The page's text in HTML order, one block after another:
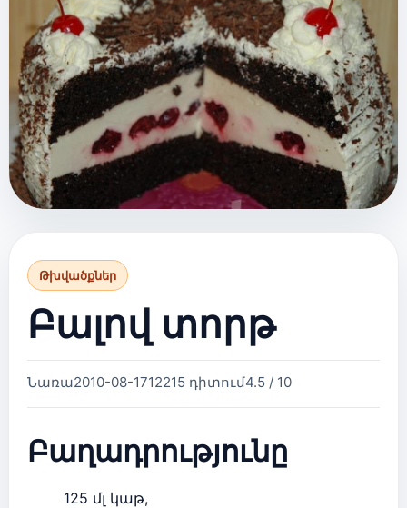
Թխվածքներ
Բալով տորթ
Նառա2010-08-1712215 դիտում4.5 / 10
Բաղադրությունը
125 մլ կաթ,